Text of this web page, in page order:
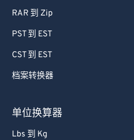
RAR 到 Zip
PST 到 EST
CST 到 EST
档案转换器
单位换算器
Lbs 到 Kg